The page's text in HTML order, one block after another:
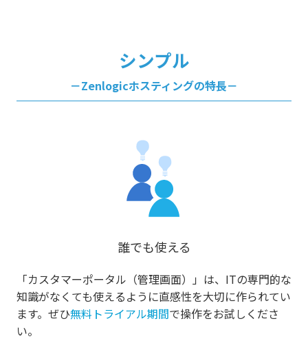
シンプル
－Zenlogicホスティングの特長－
誰でも使える
「カスタマーポータル（管理画面）」は、ITの専門的な
知識がなくても使えるように直感性を大切に作られてい
ます。ぜひ無料トライアル期間で操作をお試しくださ
い。